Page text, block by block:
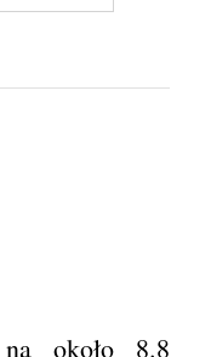
około 8.8